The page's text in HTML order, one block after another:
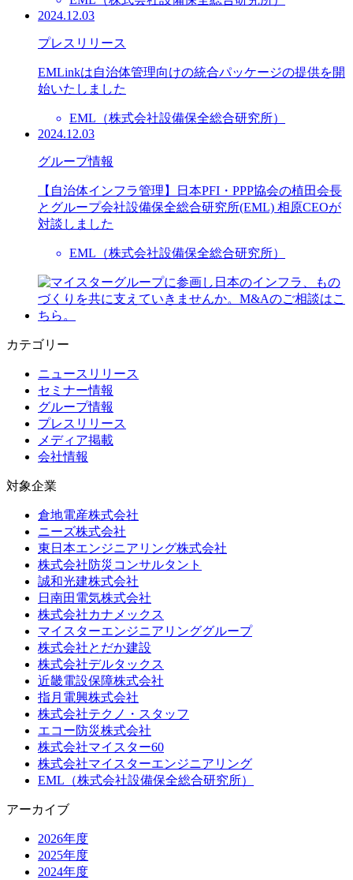
2024.12.03
プレスリリース
EMLinkは自治体管理向けの統合パッケージの提供を開
始いたしました
EML（株式会社設備保全総合研究所）
2024.12.03
グループ情報
【自治体インフラ管理】日本PFI・PPP協会の植田会長
とグループ会社設備保全総合研究所(EML) 相原CEOが
対談しました
EML（株式会社設備保全総合研究所）
カテゴリー
ニュースリリース
セミナー情報
グループ情報
プレスリリース
メディア掲載
会社情報
対象企業
倉地電産株式会社
ニーズ株式会社
東日本エンジニアリング株式会社
株式会社防災コンサルタント
誠和光建株式会社
日南田電気株式会社
株式会社カナメックス
マイスターエンジニアリンググループ
株式会社とだか建設
株式会社デルタックス
近畿電設保障株式会社
指月電興株式会社
株式会社テクノ・スタッフ
エコー防災株式会社
株式会社マイスター60
株式会社マイスターエンジニアリング
EML（株式会社設備保全総合研究所）
アーカイブ
2026年度
2025年度
2024年度